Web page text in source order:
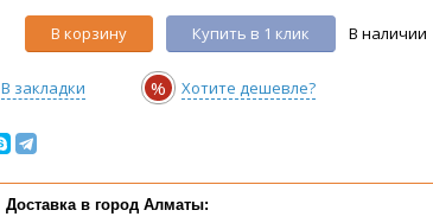
В корзину Купить в 1 клик В наличии
В закладки % Хотите дешевле?
Доставка в город Алматы: